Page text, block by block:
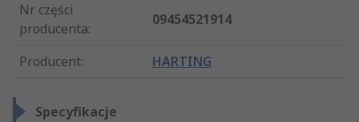
Nr części
producenta:
09454521914
Producent: HARTING
Specyfikacje